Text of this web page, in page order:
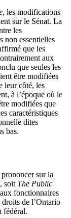
, les modifications
sur le Sénat. La
les
non essentielles
que les
aux
que seules les
être modifiées
leur côté, les
à l’époque où le
modifiées que
caractéristiques
dites
bas.
sur la
soit The Public
fonctionnaires
de l’Ontario
fédéral.